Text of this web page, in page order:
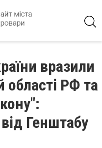
вразили
області РФ та
Генштабу